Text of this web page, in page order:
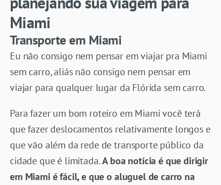
Miami
Transporte em Miami
Eu não consigo nem pensar em viajar pra Miami
sem carro, aliás não consigo nem pensar em
viajar para qualquer lugar da Flórida sem carro.
Para fazer um bom roteiro em Miami você terá
que fazer deslocamentos relativamente longos e
que vão além da rede de transporte público da
cidade que é limitada.A boa notícia é que dirigir
em Miami é fácil, e que o aluguel de carro na